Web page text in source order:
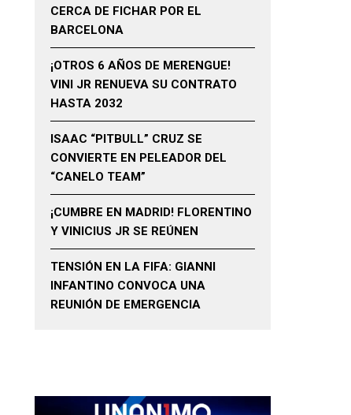
CERCA DE FICHAR POR EL
BARCELONA
¡OTROS 6 AÑOS DE MERENGUE!
VINI JR RENUEVA SU CONTRATO
HASTA 2032
ISAAC “PITBULL” CRUZ SE
CONVIERTE EN PELEADOR DEL
“CANELO TEAM”
¡CUMBRE EN MADRID! FLORENTINO
Y VINICIUS JR SE REÚNEN
TENSIÓN EN LA FIFA: GIANNI
INFANTINO CONVOCA UNA
REUNIÓN DE EMERGENCIA